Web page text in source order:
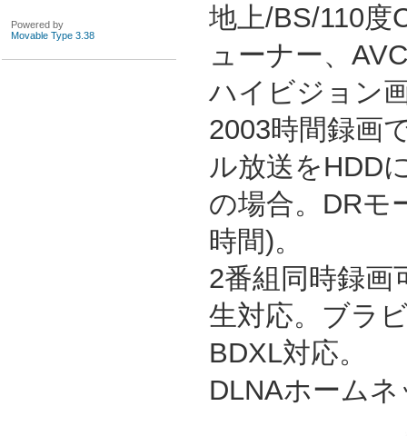
地上/BS/110度
ューナー、
ハイビジョン
2003時間録画
ル放送をHDD
の場合。DRモ
時間)。
2番組同時録画
生対応。ブラ
BDXL対応。
DLNAホーム
Powered by
Movable Type 3.38